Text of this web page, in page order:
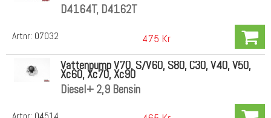
Artnr: 07032
D4164T, D4162T
475 Kr
Vattenpump V70, S/V60, S80, C30, V40, V50,
Xc60, Xc70, Xc90
Diesel+ 2,9 Bensin